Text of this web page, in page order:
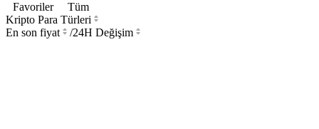
Favoriler
Tüm
Kripto Para Türleri
En son fiyat
/24H Değişim